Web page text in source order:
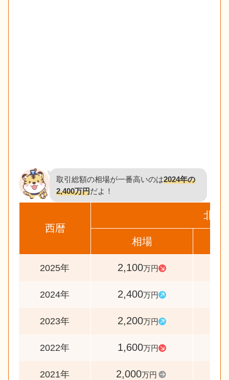
取引総額の相場が一番高いのは2024年の
2,400万円だよ！
西暦
北区
相場
2025年 2,100万円
2024年 2,400万円
2023年 2,200万円
2022年 1,600万円
2021年 2,000万円